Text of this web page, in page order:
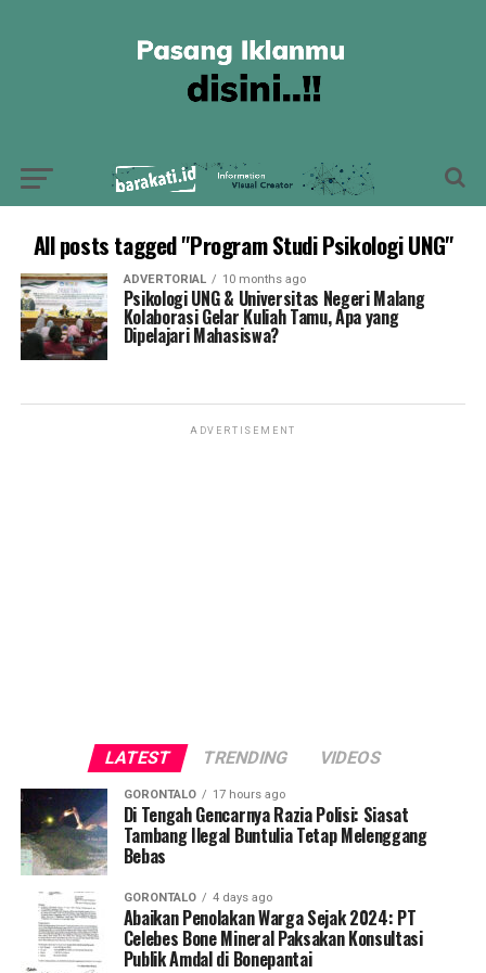
All posts tagged "Program Studi Psikologi UNG"
ADVERTORIAL 10 months ago
Psikologi UNG & Universitas Negeri Malang
Kolaborasi Gelar Kuliah Tamu, Apa yang
Dipelajari Mahasiswa?
ADVERTISEMENT
LATEST TRENDING VIDEOS
GORONTALO 17 hours ago
Di Tengah Gencarnya Razia Polisi: Siasat
Tambang Ilegal Buntulia Tetap Melenggang
Bebas
GORONTALO 4 days ago
Abaikan Penolakan Warga Sejak 2024: PT
Celebes Bone Mineral Paksakan Konsultasi
Publik Amdal di Bonepantai